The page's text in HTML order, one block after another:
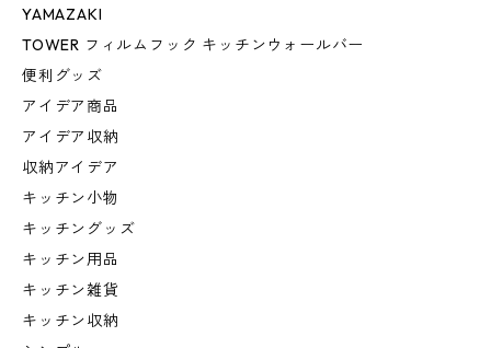
YAMAZAKI
TOWER フィルムフック キッチンウォールバー
便利グッズ
アイデア商品
アイデア収納
収納アイデア
キッチン小物
キッチングッズ
キッチン用品
キッチン雑貨
キッチン収納